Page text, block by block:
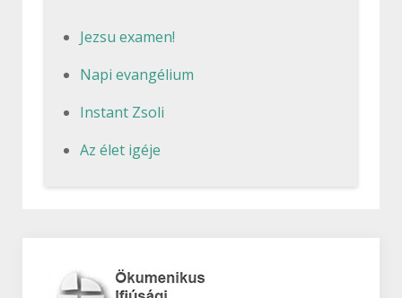
Jezsu examen!
Napi evangélium
Instant Zsoli
Az élet igéje